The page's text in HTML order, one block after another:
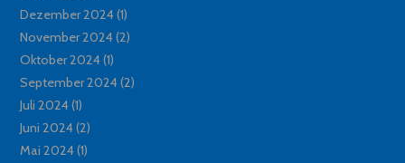
Dezember 2024(1)
November 2024(2)
Oktober 2024(1)
September 2024(2)
Juli 2024(1)
Juni 2024(2)
Mai 2024(1)